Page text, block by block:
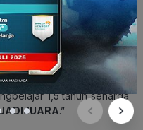
“Semarak Keluarga
penampilan dari Rhoma
Nashwa, Gogo, Raisya,
Daniel Mananta, dan diisi
juga mempersembahkan
satu semester
1,5 tahun seharga
.”